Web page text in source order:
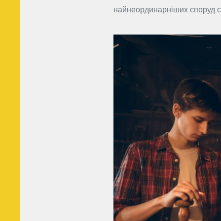
найнеординарніших споруд